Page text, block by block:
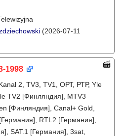
(2026-07-11
1998
2, TV3, TV1, ОРТ, РТР, Yle
TV2 [Финляндия], MTV3
[Финляндия], Canal+ Gold,
RTL2 [Германия],
SAT.1 [Германия], 3sat,